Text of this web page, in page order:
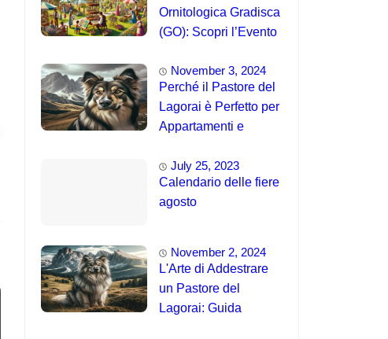
Ornitologica Gradisca
(GO): Scopri l’Evento
November 3, 2024
Perché il Pastore del
Lagorai è Perfetto per
Appartamenti e
July 25, 2023
Calendario delle fiere
agosto
November 2, 2024
L'Arte di Addestrare
un Pastore del
Lagorai: Guida